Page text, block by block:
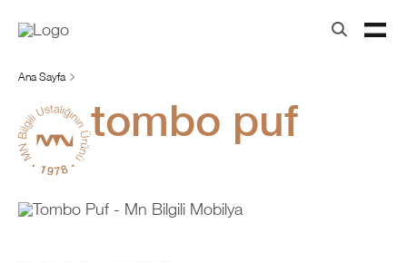
Ana Sayfa
tombo puf